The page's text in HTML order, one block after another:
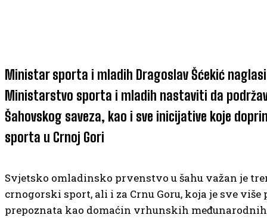
Ministar sporta i mladih Dragoslav Šćekić
Ministarstvo sporta i mladih nastaviti da
Šahovskog saveza, kao i sve inicijative koje
sporta u Crnoj Gori
Svjetsko omladinsko prvenstvo u šahu važan je
crnogorski sport, ali i za Crnu Goru, koja je sve više
prepoznata kao domaćin vrhunskih